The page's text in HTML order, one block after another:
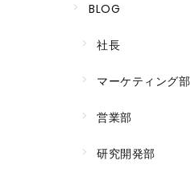
BLOG
社長
マーケティング部
営業部
研究開発部